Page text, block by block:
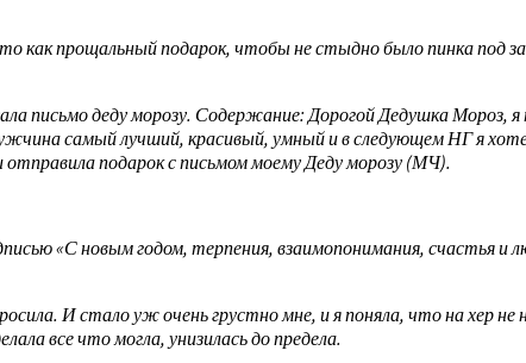
как прощальный подарок, чтобы не стыдно было пинка под
письмо деду морозу. Содержание: Дорогой Дедушка
самый лучший, красивый, умный и в следующем НГ я
подарок с письмом моему Деду морозу (МЧ).
«С новым годом, терпения, взаимопонимания, счастья и
И стало уж очень грустно мне, и я поняла, что на хер
все что могла, унизилась до предела.